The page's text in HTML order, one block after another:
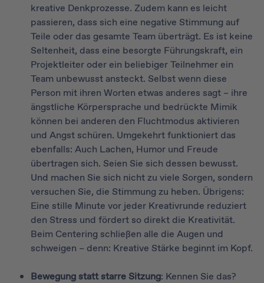
kreative Denkprozesse. Zudem kann es leicht
passieren, dass sich eine negative Stimmung auf
Teile oder das gesamte Team überträgt. Es ist keine
Seltenheit, dass eine besorgte Führungskraft, ein
Projektleiter oder ein beliebiger Teilnehmer ein
Team unbewusst ansteckt. Selbst wenn diese
Person mit ihren Worten etwas anderes sagt – ihre
ängstliche Körpersprache und bedrückte Mimik
können bei anderen den Fluchtmodus aktivieren
und Angst schüren. Umgekehrt funktioniert das
ebenfalls: Auch Lachen, Humor und Freude
übertragen sich. Seien Sie sich dessen bewusst.
Und machen Sie sich nicht zu viele Sorgen, sondern
versuchen Sie, die Stimmung zu heben. Übrigens:
Eine stille Minute vor jeder Kreativrunde reduziert
den Stress und fördert so direkt die Kreativität.
Beim Centering schließen alle die Augen und
schweigen – denn: Kreative Stärke beginnt im Kopf.
Bewegung statt starre Sitzung: Kennen Sie das?